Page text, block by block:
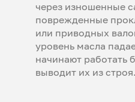
через изношенные
поврежденные
или приводных
уровень масла
начинают работать
выводит их из строя.